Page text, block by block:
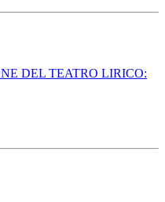
DEL TEATRO LIRICO: